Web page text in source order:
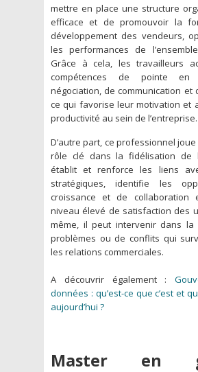
mettre en place une structure
efficace et de promouvoir la
développement des vendeurs,
les performances de
Grâce à cela, les travailleurs
compétences de pointe en
négociation, de communication et
ce qui favorise leur motivation et
productivité au sein de l’entreprise.
D’autre part, ce professionnel
rôle clé dans la fidélisation de
établit et renforce les liens
stratégiques, identifie les
croissance et de collaboration
niveau élevé de satisfaction des
même, il peut intervenir dans la
problèmes ou de conflits qui
les relations commerciales.
A découvrir également :
données : qu’est-ce que c’est et
aujourd’hui ?
Master en